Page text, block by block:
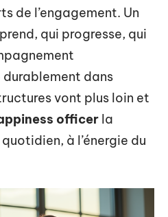
de l’engagement. Un
qui progresse, qui
durablement dans
vont plus loin et
officer la
à l’énergie du